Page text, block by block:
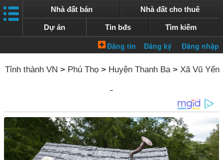
Nhà đất bán Nhà đất cho thuê
Dự án Tin bđs Tìm kiếm
Tỉnh thành VN > Phú Thọ > Huyện Thanh Ba> Xã Vũ Yển